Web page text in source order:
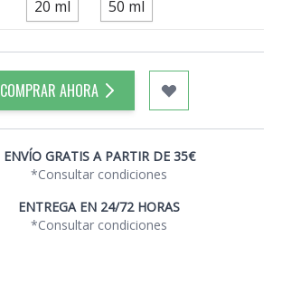
20 ml 50 ml
COMPRAR AHORA
ENVÍO GRATIS A PARTIR DE 35€
*Consultar condiciones
ENTREGA EN 24/72 HORAS
*Consultar condiciones